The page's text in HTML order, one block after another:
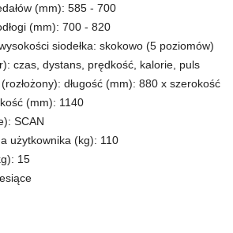
(mm): 585 - 700
(mm): 700 - 820
siodełka: skokowo (5 poziomów)
czas, dystans, prędkość, kalorie, puls
długość (mm): 880 x szerokość
(mm): 1140
SCAN
użytkownika (kg): 110
15